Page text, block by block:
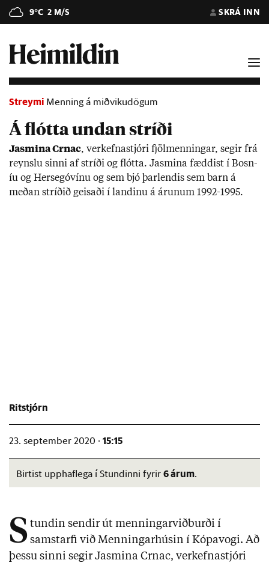
9°C 2 M/S SKRÁ INN
Streymi Menning á miðvikudögum
Á flótta undan stríði
Jasmina Crnac, verk­efna­stjóri fjöl­menn­ing­ar, seg­ir frá
reynslu sinni af stríði og flótta. Jasmina fædd­ist í Bosn­
íu og Her­segóvínu og sem bjó þar­lend­is sem barn á
með­an stríð­ið geis­aði í land­inu á ár­un­um 1992-1995.
Ritstjórn
23. september 2020 · 15:15
Birtist upphaflega í Stundinni fyrir 6 árum.
S tundin sendir út menningarviðburði í
samstarfi við Menningarhúsin í Kópavogi. Að
þessu sinni segir Jasmina Crnac, verkefnastjóri